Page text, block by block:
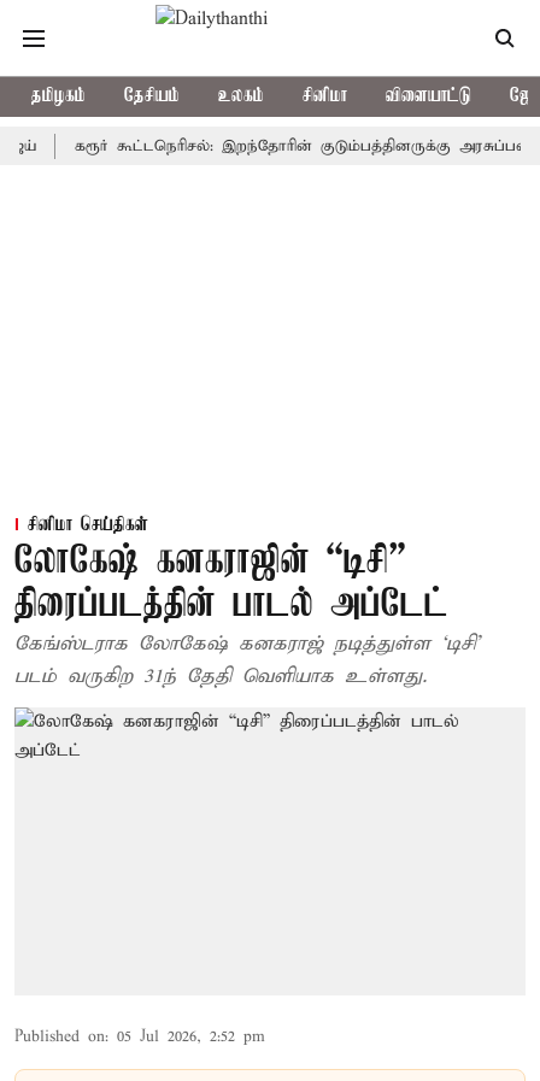
தமிழகம் தேசியம் உலகம் சினிமா விளையாட்டு
கரூர் கூட்டநெரிசல்: இறந்தோரின் குடும்பத்தினருக்கு அரசுப்பணி
சினிமா செய்திகள்
லோகேஷ் கனகராஜின் “டிசி”
திரைப்படத்தின் பாடல் அப்டேட்
கேங்ஸ்டராக லோகேஷ் கனகராஜ் நடித்துள்ள ‘டிசி’
படம் வருகிற 31ந் தேதி வெளியாக உள்ளது.
Published on: 05 Jul 2026, 2:52 pm